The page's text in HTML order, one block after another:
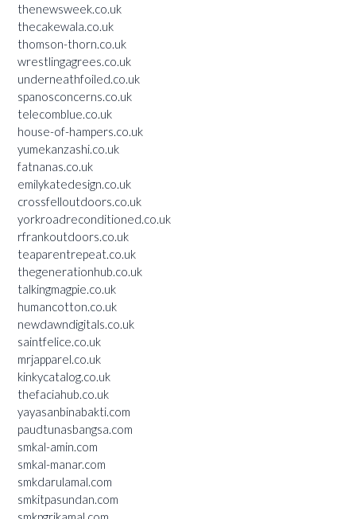
thenewsweek.co.uk
thecakewala.co.uk
thomson-thorn.co.uk
wrestlingagrees.co.uk
underneathfoiled.co.uk
spanosconcerns.co.uk
telecomblue.co.uk
house-of-hampers.co.uk
yumekanzashi.co.uk
fatnanas.co.uk
emilykatedesign.co.uk
crossfelloutdoors.co.uk
yorkroadreconditioned.co.uk
rfrankoutdoors.co.uk
teaparentrepeat.co.uk
thegenerationhub.co.uk
talkingmagpie.co.uk
humancotton.co.uk
newdawndigitals.co.uk
saintfelice.co.uk
mrjapparel.co.uk
kinkycatalog.co.uk
thefaciahub.co.uk
yayasanbinabakti.com
paudtunasbangsa.com
smkal-amin.com
smkal-manar.com
smkdarulamal.com
smkitpasundan.com